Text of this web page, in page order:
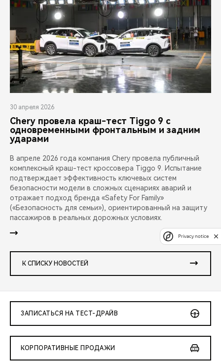
30 апреля 2026
Chery провела краш-тест Tiggo 9 с
одновременными фронтальным и задним
ударами
В апреле 2026 года компания Chery провела публичный
комплексный краш-тест кроссовера Tiggo 9. Испытание
подтверждает эффективность ключевых систем
безопасности модели в сложных сценариях аварий и
отражает подход бренда «Safety For Family»
(«Безопасность для семьи»), ориентированный на защиту
пассажиров в реальных дорожных условиях.
К СПИСКУ НОВОСТЕЙ
ЗАПИСАТЬСЯ НА ТЕСТ-ДРАЙВ
КОРПОРАТИВНЫЕ ПРОДАЖИ
Privacy notice